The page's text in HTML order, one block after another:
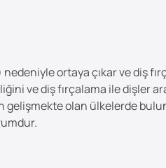
ortaya çıkar ve diş
ve diş fırçalama ile dişler
gelişmekte olan ülkelerde